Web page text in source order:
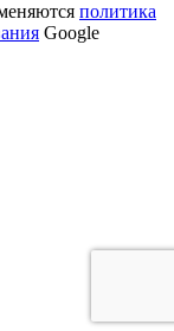
политика
Google